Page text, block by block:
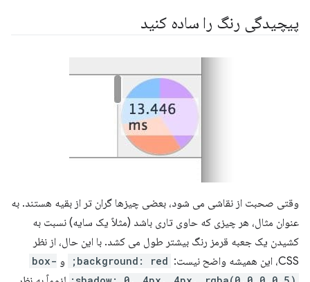
پیچیدگی رنگ را ساده کنید
وقتی صحبت از نقاشی می شود، بعضی چیزها گران تر از بقیه هستند. به
عنوان مثال، هر چیزی که حاوی تاری باشد (مثلاً یک سایه) نسبت به
کشیدن یک جعبه قرمز رنگ بیشتر طول می کشد. با این حال، از نظر
CSS، این همیشه واضح نیست:
background: red; و box-